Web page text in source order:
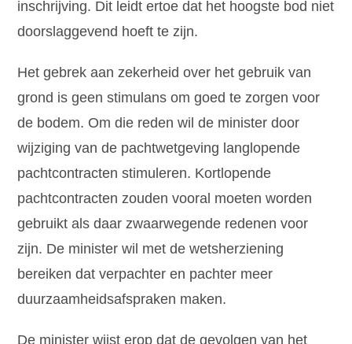
inschrijving. Dit leidt ertoe dat het hoogste bod niet
doorslaggevend hoeft te zijn.
Het gebrek aan zekerheid over het gebruik van
grond is geen stimulans om goed te zorgen voor
de bodem. Om die reden wil de minister door
wijziging van de pachtwetgeving langlopende
pachtcontracten stimuleren. Kortlopende
pachtcontracten zouden vooral moeten worden
gebruikt als daar zwaarwegende redenen voor
zijn. De minister wil met de wetsherziening
bereiken dat verpachter en pachter meer
duurzaamheidsafspraken maken.
De minister wijst erop dat de gevolgen van het